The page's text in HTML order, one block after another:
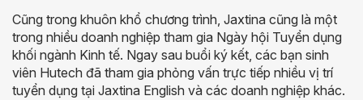
Cũng trong khuôn khổ chương trình, Jaxtina cũng là một
trong nhiều doanh nghiệp tham gia Ngày hội Tuyển dụng
khối ngành Kinh tế. Ngay sau buổi ký kết, các bạn sinh
viên Hutech đã tham gia phỏng vấn trực tiếp nhiều vị trí
tuyển dụng tại Jaxtina English và các doanh nghiệp khác.